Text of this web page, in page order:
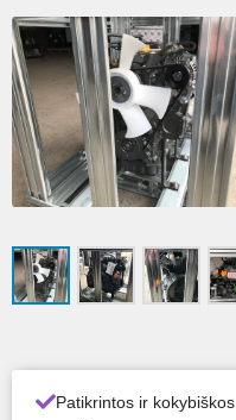
Patikrintos ir kokybiškos